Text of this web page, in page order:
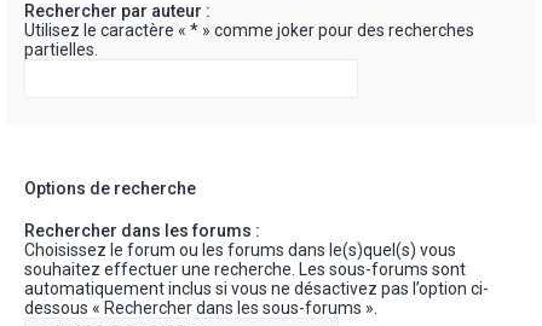
Rechercher par auteur :
Utilisez le caractère « * » comme joker pour des recherches
partielles.
Options de recherche
Rechercher dans les forums :
Choisissez le forum ou les forums dans le(s)quel(s) vous
souhaitez effectuer une recherche. Les sous-forums sont
automatiquement inclus si vous ne désactivez pas l’option ci-
dessous « Rechercher dans les sous-forums ».